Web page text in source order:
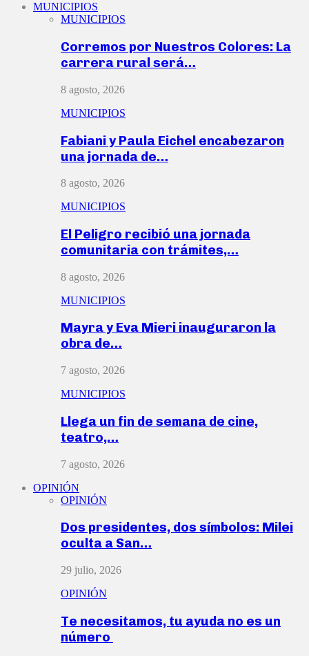
MUNICIPIOS
MUNICIPIOS
Corremos por Nuestros Colores: La
carrera rural será…
8 agosto, 2026
MUNICIPIOS
Fabiani y Paula Eichel encabezaron
una jornada de…
8 agosto, 2026
MUNICIPIOS
El Peligro recibió una jornada
comunitaria con trámites,…
8 agosto, 2026
MUNICIPIOS
Mayra y Eva Mieri inauguraron la
obra de…
7 agosto, 2026
MUNICIPIOS
Llega un fin de semana de cine,
teatro,…
7 agosto, 2026
OPINIÓN
OPINIÓN
Dos presidentes, dos símbolos: Milei
oculta a San…
29 julio, 2026
OPINIÓN
Te necesitamos, tu ayuda no es un
número